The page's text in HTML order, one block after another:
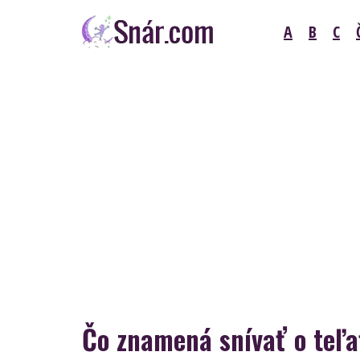
A B C
Čo znamená snívať o